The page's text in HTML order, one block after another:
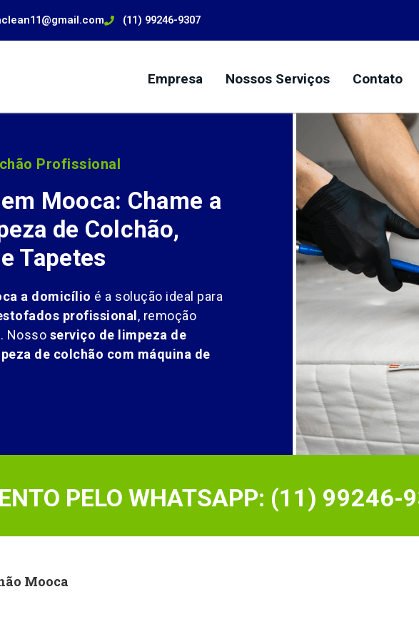
(11) 99246-9307
Empresa Nossos Serviços Contato
Profissional
Mooca: Chame a
de Colchão,
Tapetes
a domicílio é a solução ideal para
profissional, remoção
. Nosso serviço de limpeza de
de colchão com máquina de
PELO WHATSAPP: (11) 99246-
Mooca